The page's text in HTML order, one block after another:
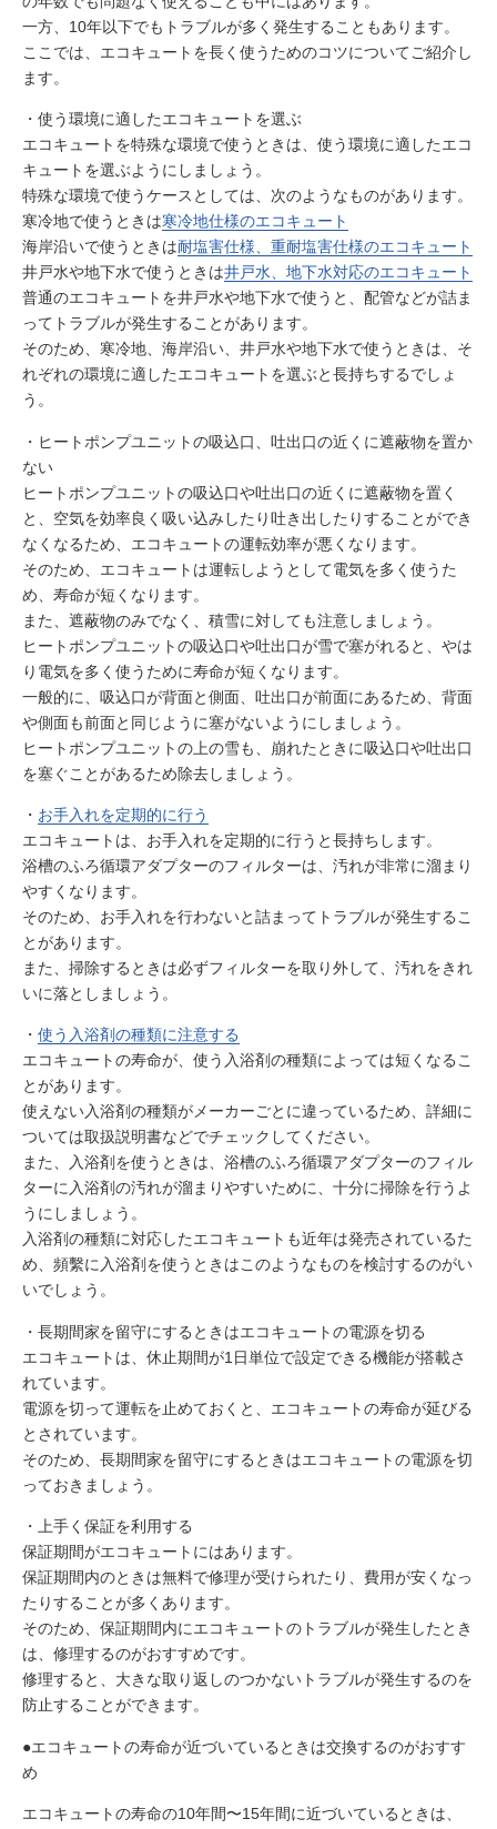
一方、10年以下でもトラブルが多く発生することもあります。
ここでは、エコキュートを長く使うためのコツについてご紹介し
ます。
・使う環境に適したエコキュートを選ぶ
エコキュートを特殊な環境で使うときは、使う環境に適したエコ
キュートを選ぶようにしましょう。
特殊な環境で使うケースとしては、次のようなものがあります。
寒冷地で使うときは寒冷地仕様のエコキュート
海岸沿いで使うときは耐塩害仕様、重耐塩害仕様のエコキュート
井戸水や地下水で使うときは井戸水、地下水対応のエコキュート
普通のエコキュートを井戸水や地下水で使うと、配管などが詰ま
ってトラブルが発生することがあります。
そのため、寒冷地、海岸沿い、井戸水や地下水で使うときは、そ
れぞれの環境に適したエコキュートを選ぶと長持ちするでしょ
う。
・ヒートポンプユニットの吸込口、吐出口の近くに遮蔽物を置か
ない
ヒートポンプユニットの吸込口や吐出口の近くに遮蔽物を置く
と、空気を効率良く吸い込みしたり吐き出したりすることができ
なくなるため、エコキュートの運転効率が悪くなります。
そのため、エコキュートは運転しようとして電気を多く使うた
め、寿命が短くなります。
また、遮蔽物のみでなく、積雪に対しても注意しましょう。
ヒートポンプユニットの吸込口や吐出口が雪で塞がれると、やは
り電気を多く使うために寿命が短くなります。
一般的に、吸込口が背面と側面、吐出口が前面にあるため、背面
や側面も前面と同じように塞がないようにしましょう。
ヒートポンプユニットの上の雪も、崩れたときに吸込口や吐出口
を塞ぐことがあるため除去しましょう。
・ お手入れを定期的に行う
エコキュートは、お手入れを定期的に行うと長持ちします。
浴槽のふろ循環アダプターのフィルターは、汚れが非常に溜まり
やすくなります。
そのため、お手入れを行わないと詰まってトラブルが発生するこ
とがあります。
また、掃除するときは必ずフィルターを取り外して、汚れをきれ
いに落としましょう。
・ 使う入浴剤の種類に注意する
エコキュートの寿命が、使う入浴剤の種類によっては短くなるこ
とがあります。
使えない入浴剤の種類がメーカーごとに違っているため、詳細に
ついては取扱説明書などでチェックしてください。
また、入浴剤を使うときは、浴槽のふろ循環アダプターのフィル
ターに入浴剤の汚れが溜まりやすいために、十分に掃除を行うよ
うにしましょう。
入浴剤の種類に対応したエコキュートも近年は発売されているた
め、頻繫に入浴剤を使うときはこのようなものを検討するのがい
いでしょう。
・長期間家を留守にするときはエコキュートの電源を切る
エコキュートは、休止期間が1日単位で設定できる機能が搭載さ
れています。
電源を切って運転を止めておくと、エコキュートの寿命が延びる
とされています。
そのため、長期間家を留守にするときはエコキュートの電源を切
っておきましょう。
・上手く保証を利用する
保証期間がエコキュートにはあります。
保証期間内のときは無料で修理が受けられたり、費用が安くなっ
たりすることが多くあります。
そのため、保証期間内にエコキュートのトラブルが発生したとき
は、修理するのがおすすめです。
修理すると、大きな取り返しのつかないトラブルが発生するのを
防止することができます。
●エコキュートの寿命が近づいているときは交換するのがおすす
め
エコキュートの寿命の10年間〜15年間に近づいているときは、